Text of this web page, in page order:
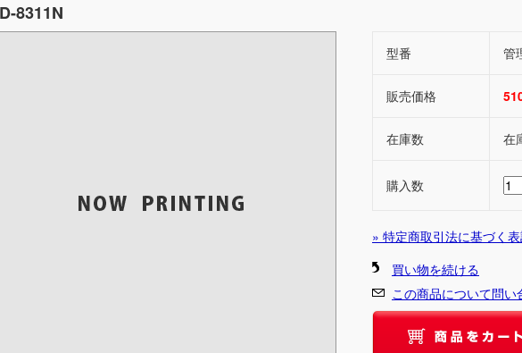
8311N
型番 管
販売価格
在庫数 在
購入数
» 特定商取引法に基づく
買い物を続ける
この商品について問い